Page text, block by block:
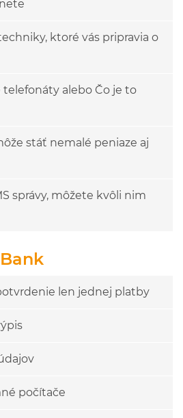
ktoré vás pripravia o
alebo Čo je to
stáť nemalé peniaze aj
správy, môžete kvôli nim
len jednej platby
počítače